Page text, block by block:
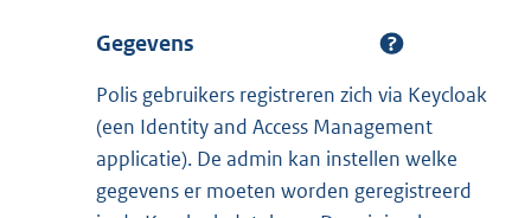
Gegevens
Polis gebruikers registreren zich via Keycloak
(een Identity and Access Management
applicatie). De admin kan instellen welke
gegevens er moeten worden geregistreerd